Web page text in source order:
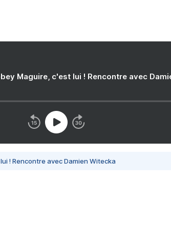
Maguire, c'est lui ! Rencontre avec
! Rencontre avec Damien Witecka